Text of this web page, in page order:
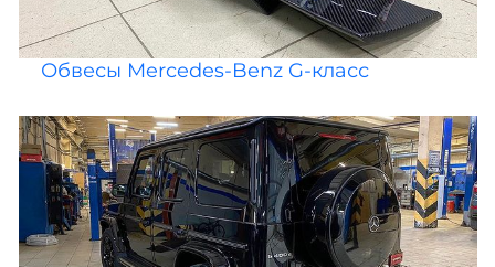
Обвесы Mercedes-Benz G-класс